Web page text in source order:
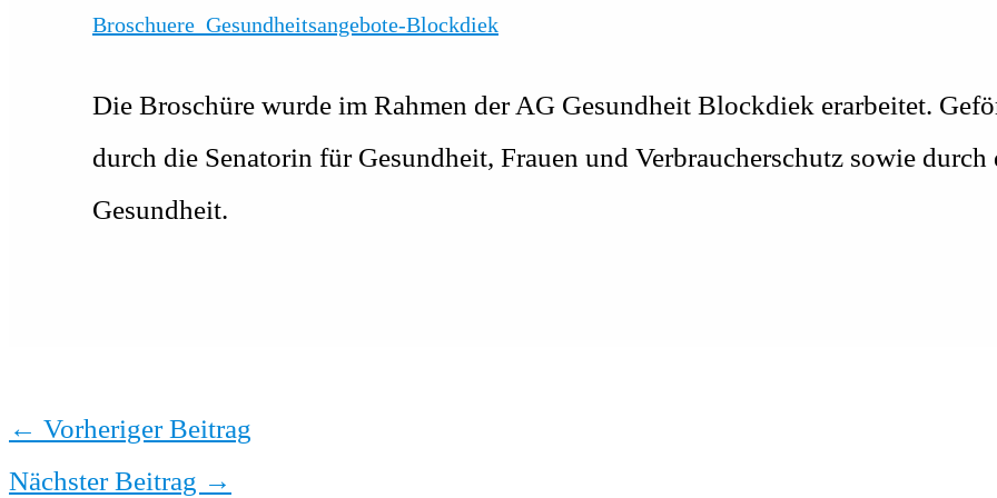
Broschuere_Gesundheitsangebote-Blockdiek
Die Broschüre wurde im Rahmen der AG Gesundheit Blockdiek erarbeitet.
durch die Senatorin für Gesundheit, Frauen und Verbraucherschutz sowie
Gesundheit.
← Vorheriger Beitrag
Nächster Beitrag →